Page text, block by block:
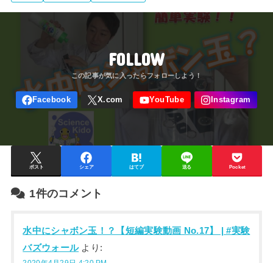
FOLLOW
ポスト シェア はてブ 送る Pocket
1件のコメント
水中にシャボン玉！？【短編実験動画 No.17】 | #実験
バズウォール より: